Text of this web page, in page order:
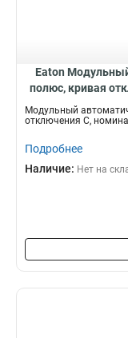
Eaton
полюс, кривая
Модульный
отключения C,
Подробнее
Наличие: Нет на